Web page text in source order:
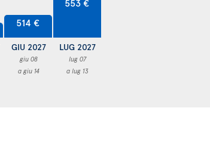
514 €
GIU 2027
giu 08
a giu 14
LUG 2027
lug 07
a lug 13